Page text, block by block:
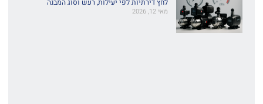
לחץ דירתיות לפי יעילות, רעש וסוג המבנה
מאי 12, 2026